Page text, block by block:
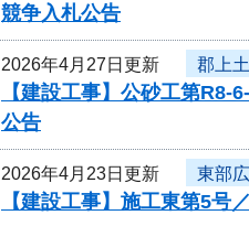
競争入札公告
2026年4月27日更新 郡上
【建設工事】公砂工第
公告
2026年4月23日更新 東部
【建設工事】施工東第5号